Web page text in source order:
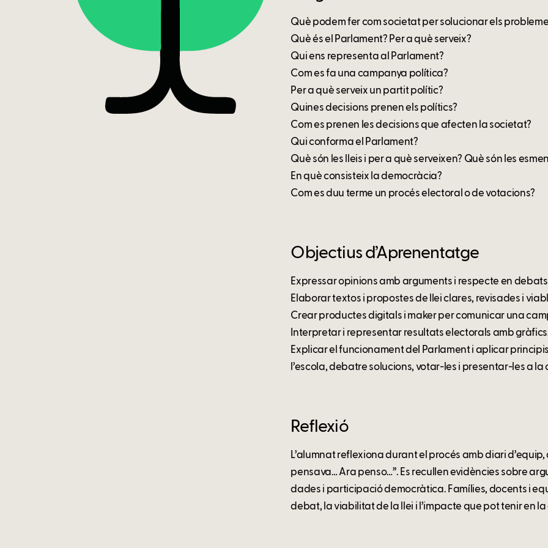
Què podem fer com societat per solucionar els
Què és el Parlament? Per a què serveix?
Qui ens representa al Parlament?
Com es fa una campanya política?
Per a què serveix un partit polític?
Quines decisions prenen els polítics?
Com es prenen les decisions que afecten la societat?
Qui conforma el Parlament?
Què són les lleis i per a què serveixen? Què són les
En què consisteix la democràcia?
Com es duu terme un procés electoral o de votacions?
Objectius d’Aprenentatge
Expressar opinions amb arguments i respecte en
Elaborar textos i propostes de llei clares, revisades i
Crear productes digitals i maker per comunicar una
Interpretar i representar resultats electorals amb
Explicar el funcionament del Parlament i aplicar
l’escola, debatre solucions, votar-les i presentar-les a la
Reflexió
L’alumnat reflexiona durant el procés amb diari
pensava… Ara penso…”. Es recullen evidències sobre
dades i participació democràtica. Famílies, docents i
debat, la viabilitat de la llei i l’impacte que pot tenir en la